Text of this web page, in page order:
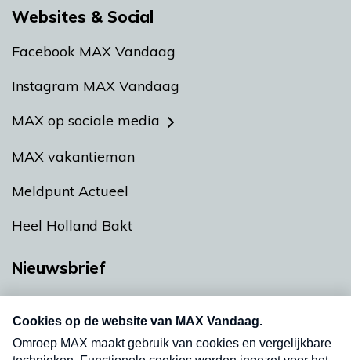
Websites & Social
Facebook MAX Vandaag
Instagram MAX Vandaag
MAX op sociale media
MAX vakantieman
Meldpunt Actueel
Heel Holland Bakt
Nieuwsbrief
Neem hier een gratis abonnement op onze
nieuwsbrief. Elke vrijdag- en dinsdagochtend in
uw mailbox.